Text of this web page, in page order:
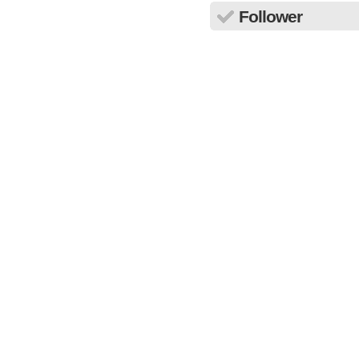
Follower